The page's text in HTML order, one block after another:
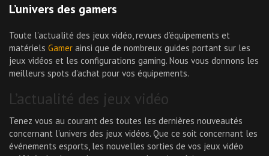
L’univers des gamers
Toute l’actualité des jeux vidéo, revues d’équipements et
matériels Gamer ainsi que de nombreux guides portant sur les
jeux vidéos et les configurations gaming. Nous vous donnons les
meilleurs spots d’achat pour vos équipements.
L’actualité des jeux vidéo
Tenez vous au courant des toutes les dernières nouveautés
concernant l’univers des jeux vidéos. Que ce soit concernant les
événements esports, les nouvelles sorties de vos jeux vidéo